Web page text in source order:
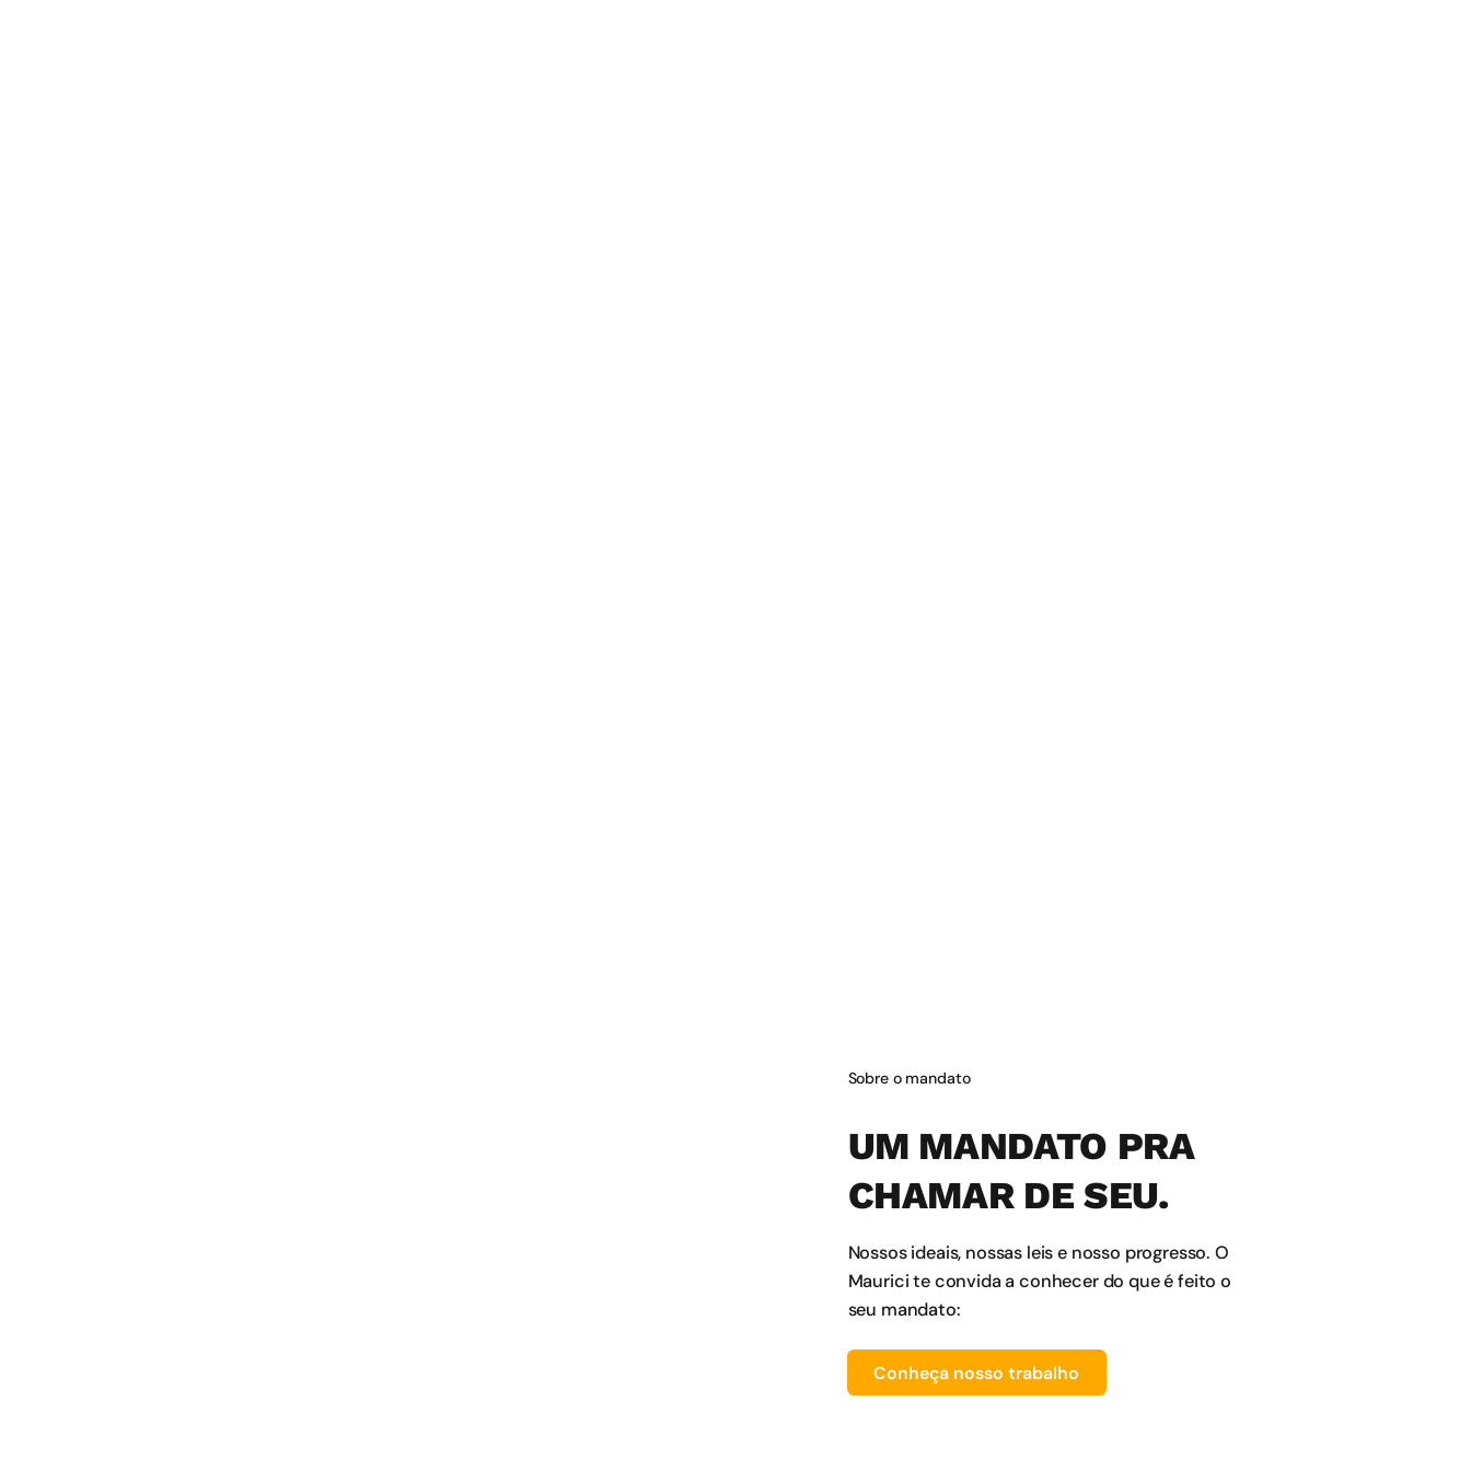
Sobre o mandato
UM MANDATO PRA
CHAMAR DE SEU.
Nossos ideais, nossas leis e nosso progresso. O
Maurici te convida a conhecer do que é feito o
seu mandato:
Conheça nosso trabalho